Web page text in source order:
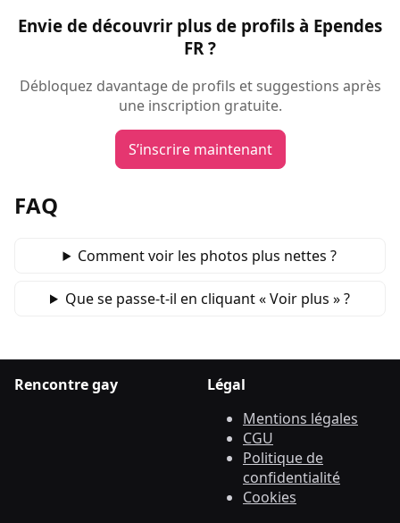
Envie de découvrir plus de profils à Ependes
FR ?
Débloquez davantage de profils et suggestions après
une inscription gratuite.
S’inscrire maintenant
FAQ
Comment voir les photos plus nettes ?
Que se passe‑t‑il en cliquant « Voir plus » ?
Rencontre gay
Légal
Mentions légales
CGU
Politique de
confidentialité
Cookies